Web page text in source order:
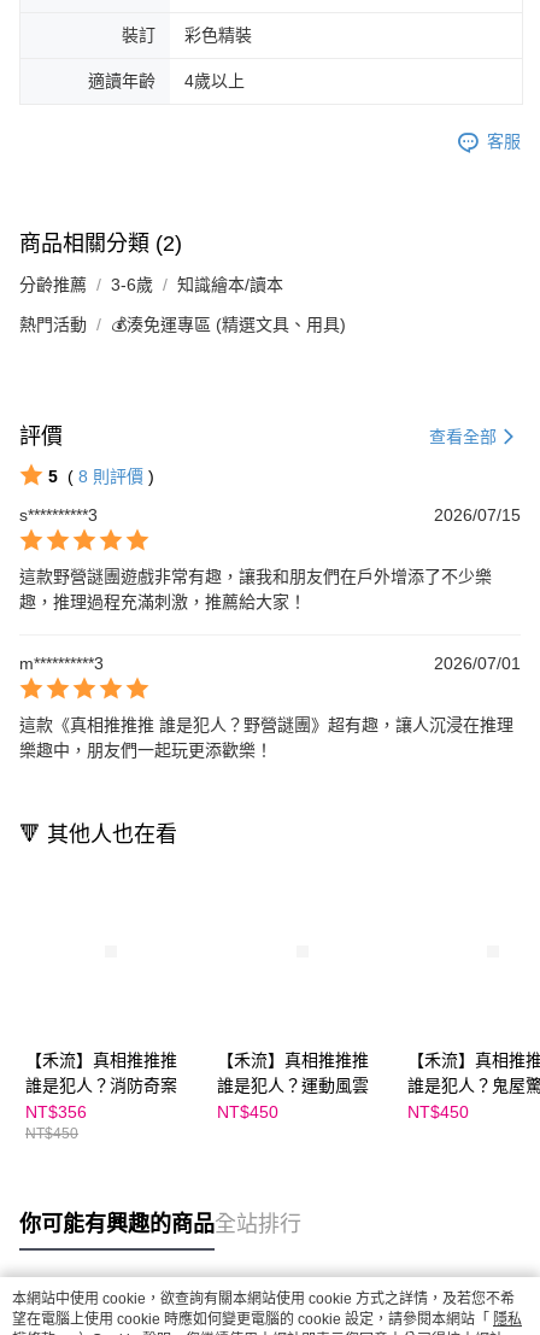
裝訂 彩色精裝
適讀年齡 4歲以上
客服
商品相關分類 (2)
分齡推薦 3-6歲 知識繪本/讀本
熱門活動 💰湊免運專區 (精選文具、用具)
評價 查看全部
5 ( 8 則評價 )
s**********3
2026/07/15
這款野營謎團遊戲非常有趣，讓我和朋友們在戶外增添了不少樂
趣，推理過程充滿刺激，推薦給大家！
m**********3 2026/07/01
這款《真相推推推 誰是犯人？野營謎團》超有趣，讓人沉浸在推理
樂趣中，朋友們一起玩更添歡樂！
🔻 其他人也在看
【禾流】真相推推推
誰是犯人？消防奇案
NT$356
NT$450
【禾流】真相推推推
誰是犯人？運動風雲
NT$450
【禾流】真相推
誰是犯人？鬼屋
NT$450
你可能有興趣的商品全站排行
熱門標籤
本網站中使用 cookie，欲查詢有關本網站使用 cookie 方式之詳情，及若您不希
望在電腦上使用 cookie 時應如何變更電腦的 cookie 設定，請參閱本網站「 隱私